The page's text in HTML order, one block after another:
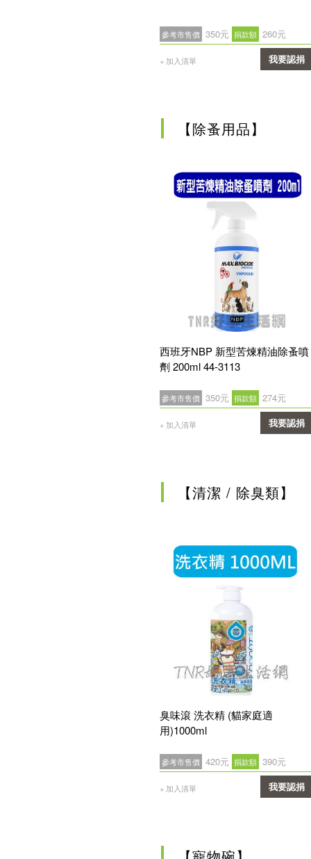
參考市售價 350元 捐款額 260元
+ 加入清單 我要認捐
【除蚤用品】
西班牙NBP 新型苦煉精油除蚤噴
劑 200ml 44-3113
參考市售價 350元 捐款額 274元
+ 加入清單 我要認捐
【清潔 / 除臭類】
臭味滾 洗衣精 (貓家庭適
用)1000ml
參考市售價 420元 捐款額 390元
+ 加入清單 我要認捐